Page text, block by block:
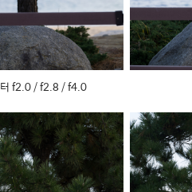
f2.0 / f2.8 / f4.0